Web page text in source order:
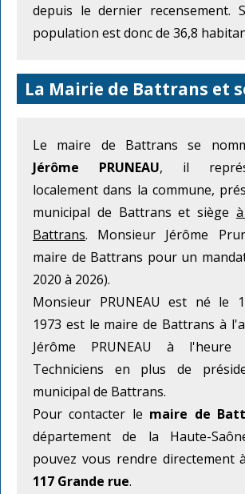
depuis le dernier recensement.
population est donc de 36,8
La Mairie de Battrans et
Le maire de Battrans se
Jérôme PRUNEAU, il
localement dans la commune,
municipal de Battrans et siège
Battrans. Monsieur Jérôme
maire de Battrans pour un
2020 à 2026).
Monsieur PRUNEAU est né le
1973 est le maire de Battrans à
Jérôme PRUNEAU à l'heure
Techniciens en plus de
municipal de Battrans.
Pour contacter le maire de
département de la Haute-
pouvez vous rendre directement
117 Grande rue.